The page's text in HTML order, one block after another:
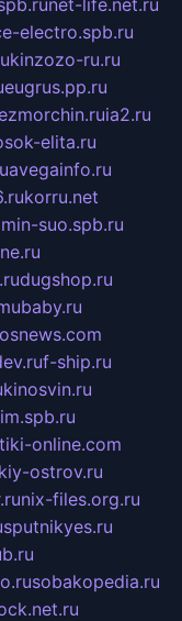
net-life.net.ru
electro.spb.ru
kinzozo-ru.ru
eugrus.pp.ru
ia2.ru
elita.ru
avegainfo.ru
korru.net
suo.spb.ru
dugshop.ru
f-ship.ru
kinosvin.ru
online.com
ostrov.ru
nix-files.org.ru
sputnikyes.ru
sobakopedia.ru